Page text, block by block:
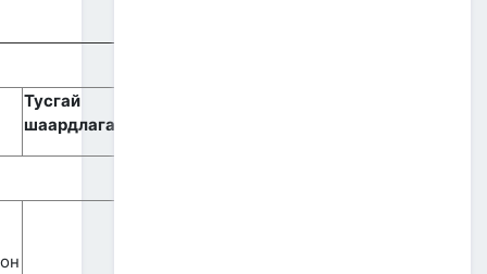
Тусгай
шаардлага